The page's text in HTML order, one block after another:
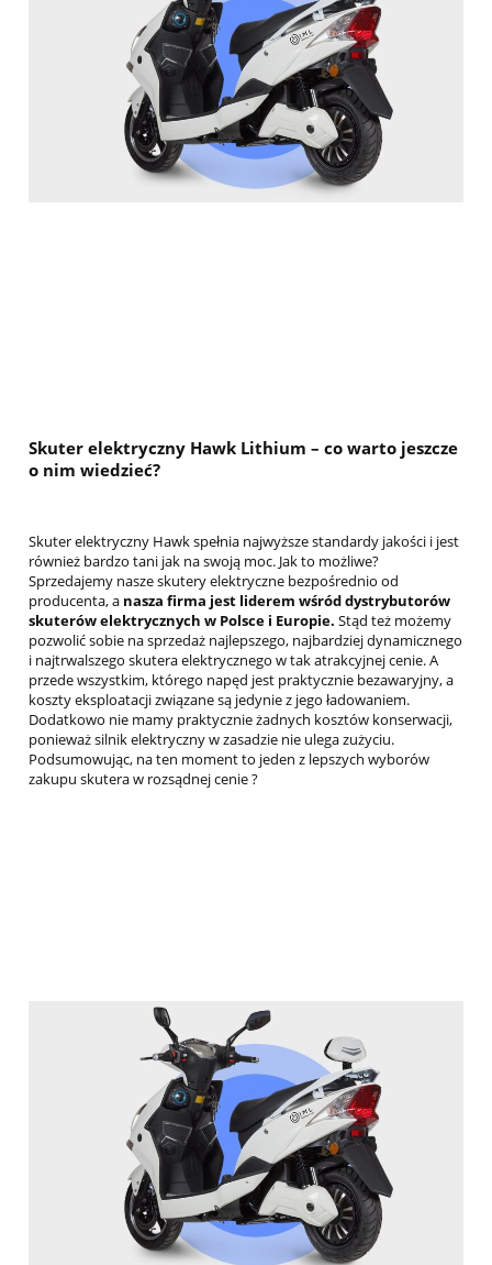
Skuter elektryczny Hawk Lithium – co warto jeszcze
o nim wiedzieć?
Skuter elektryczny Hawk spełnia najwyższe standardy jakości i jest
również bardzo tani jak na swoją moc. Jak to możliwe?
Sprzedajemy nasze skutery elektryczne bezpośrednio od
producenta, a nasza firma jest liderem wśród dystrybutorów
skuterów elektrycznych w Polsce i Europie. Stąd też możemy
pozwolić sobie na sprzedaż najlepszego, najbardziej dynamicznego
i najtrwalszego skutera elektrycznego w tak atrakcyjnej cenie. A
przede wszystkim, którego napęd jest praktycznie bezawaryjny, a
koszty eksploatacji związane są jedynie z jego ładowaniem.
Dodatkowo nie mamy praktycznie żadnych kosztów konserwacji,
ponieważ silnik elektryczny w zasadzie nie ulega zużyciu.
Podsumowując, na ten moment to jeden z lepszych wyborów
zakupu skutera w rozsądnej cenie ?